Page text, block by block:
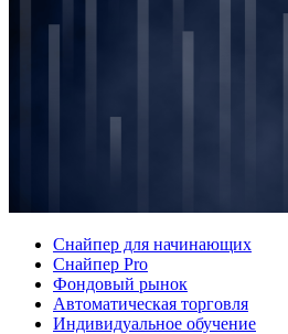
Снайпер для начинающих
Снайпер Pro
Фондовый рынок
Автоматическая торговля
Индивидуальное обучение